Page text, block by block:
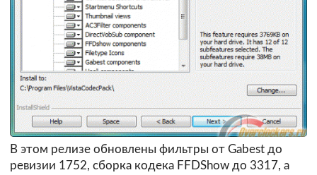
В этом релизе обновлены фильтры от Gabest до
ревизии 1752, сборка кодека FFDShow до 3317, а